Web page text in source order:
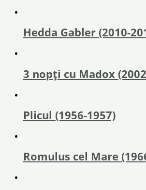
Hedda Gabler (2010-
3 nopți cu Madox
Plicul (1956-1957)
Romulus cel Mare